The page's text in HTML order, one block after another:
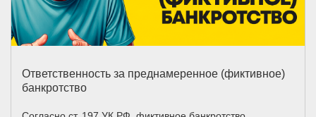
Ответственность за преднамеренное (фиктивное)
банкротство